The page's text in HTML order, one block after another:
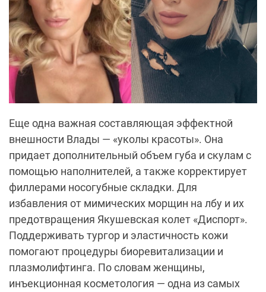
Еще одна важная составляющая эффектной
внешности Влады — «уколы красоты». Она
придает дополнительный объем губа и скулам с
помощью наполнителей, а также корректирует
филлерами носогубные складки. Для
избавления от мимических морщин на лбу и их
предотвращения Якушевская колет «Диспорт».
Поддерживать тургор и эластичность кожи
помогают процедуры биоревитализации и
плазмолифтинга. По словам женщины,
инъекционная косметология — одна из самых